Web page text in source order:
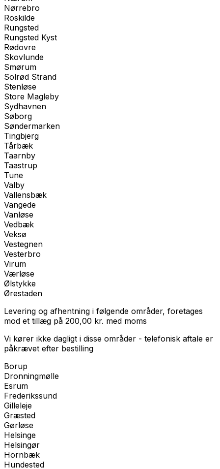
Nørrebro
Roskilde
Rungsted
Rungsted Kyst
Rødovre
Skovlunde
Smørum
Solrød Strand
Stenløse
Store Magleby
Sydhavnen
Søborg
Søndermarken
Tingbjerg
Tårbæk
Taarnby
Taastrup
Tune
Valby
Vallensbæk
Vangede
Vanløse
Vedbæk
Veksø
Vestegnen
Vesterbro
Virum
Værløse
Ølstykke
Ørestaden
Levering og afhentning i følgende områder, foretages
mod et tillæg på 200,00 kr. med moms
Vi kører ikke dagligt i disse områder - telefonisk aftale er
påkrævet efter bestilling
Borup
Dronningmølle
Esrum
Frederikssund
Gilleleje
Græsted
Gørløse
Helsinge
Helsingør
Hornbæk
Hundested